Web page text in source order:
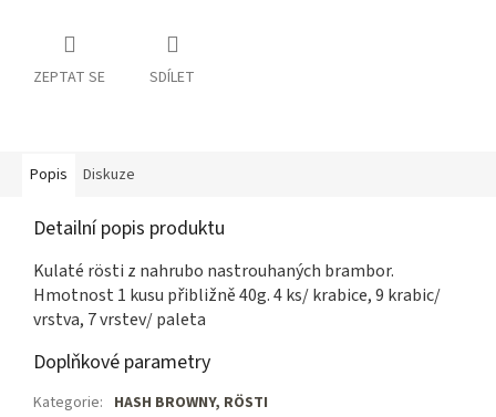
ZEPTAT SE SDÍLET
Popis Diskuze
Detailní popis produktu
Kulaté rösti z nahrubo nastrouhaných brambor.
Hmotnost 1 kusu přibližně 40g. 4 ks/ krabice, 9 krabic/
vrstva, 7 vrstev/ paleta
Doplňkové parametry
Kategorie: HASH BROWNY, RÖSTI